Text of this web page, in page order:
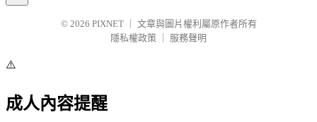
© 2026 PIXNET
文章與圖片權利屬原作者所有
隱私權政策
服務聲明
⚠️
成人內容提醒